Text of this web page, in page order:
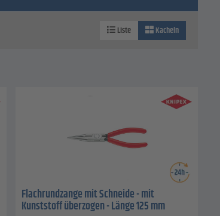
Liste Kacheln
Flachrundzange mit Schneide - mit
Kunststoff überzogen - Länge 125 mm